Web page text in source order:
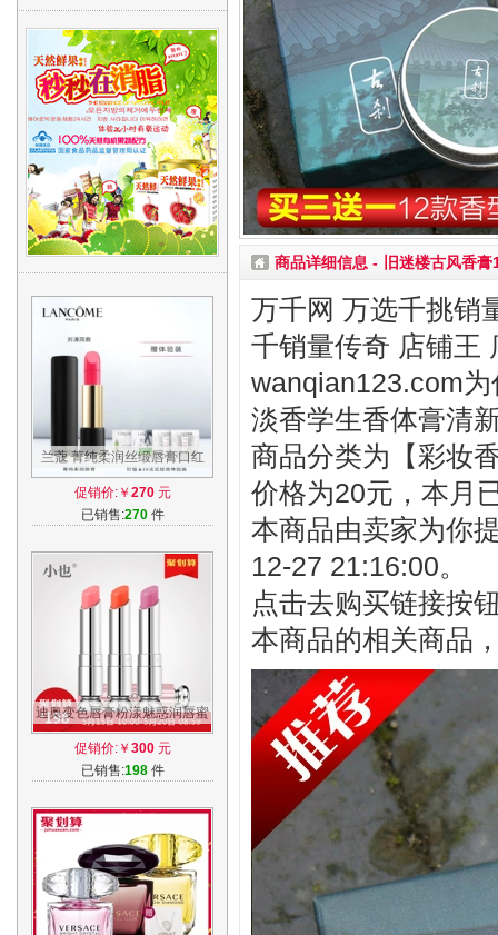
兰蔻 菁纯柔润丝缎唇膏口红
持久保湿滋润#132欢乐颂色
刘涛同款
促销价:￥ 270元
已销售:270件
迪奥变色唇膏粉漾魅惑润唇蜜
口红持久保湿不易脱色
001/004/005
促销价:￥ 300元
已销售:198件
商品详细信息 - 旧迷楼古风香
万千网 万选千挑销
千销量传奇 店铺王
wanqian123.com
淡香学生香体膏清
商品分类为【彩妆
价格为20元，本月
本商品由卖家为你
12-27 21:16:00。
点击去购买链接按
本商品的相关商品